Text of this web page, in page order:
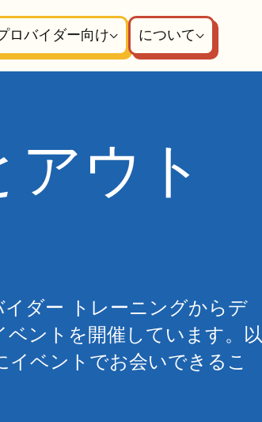
ロバイダー向け について
ウト
ダー トレーニングからデ
ントを開催しています。以
ベントでお会いできるこ